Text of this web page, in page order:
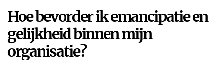
Hoe bevorder ik emancipatie en
gelijkheid binnen mijn
organisatie?